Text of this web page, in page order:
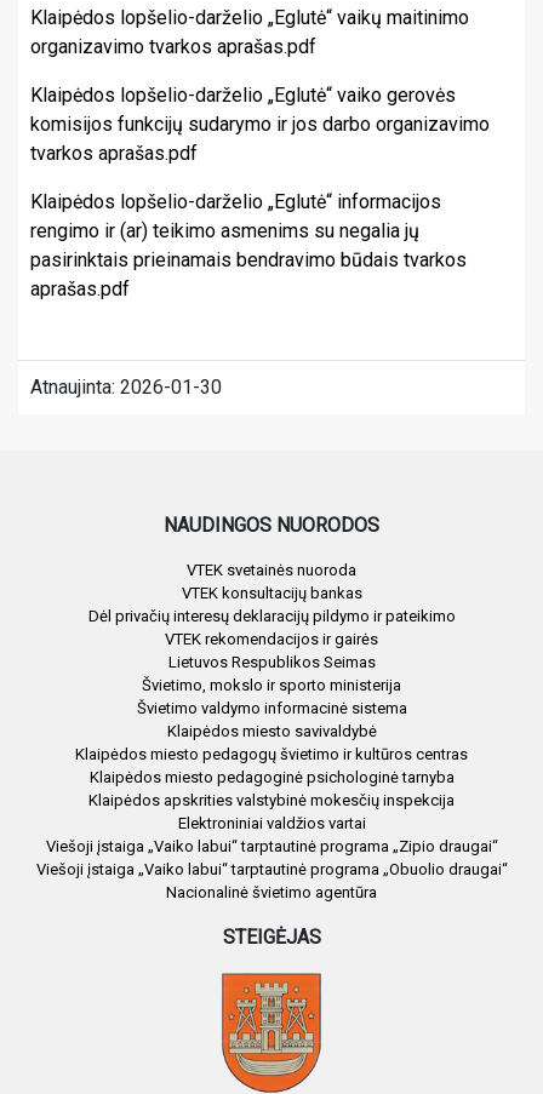
Klaipėdos lopšelio-darželio „Eglutė“ vaikų maitinimo
organizavimo tvarkos aprašas.pdf
Klaipėdos lopšelio-darželio „Eglutė“ vaiko gerovės
komisijos funkcijų sudarymo ir jos darbo organizavimo
tvarkos aprašas.pdf
Klaipėdos lopšelio-darželio „Eglutė“ informacijos
rengimo ir (ar) teikimo asmenims su negalia jų
pasirinktais prieinamais bendravimo būdais tvarkos
aprašas.pdf
Atnaujinta: 2026-01-30
NAUDINGOS NUORODOS
VTEK svetainės nuoroda
VTEK konsultacijų bankas
Dėl privačių interesų deklaracijų pildymo ir pateikimo
VTEK rekomendacijos ir gairės
Lietuvos Respublikos Seimas
Švietimo, mokslo ir sporto ministerija
Švietimo valdymo informacinė sistema
Klaipėdos miesto savivaldybė
Klaipėdos miesto pedagogų švietimo ir kultūros centras
Klaipėdos miesto pedagoginė psichologinė tarnyba
Klaipėdos apskrities valstybinė mokesčių inspekcija
Elektroniniai valdžios vartai
Viešoji įstaiga „Vaiko labui“ tarptautinė programa „Zipio draugai“
Viešoji įstaiga „Vaiko labui“ tarptautinė programa „Obuolio draugai“
Nacionalinė švietimo agentūra
STEIGĖJAS